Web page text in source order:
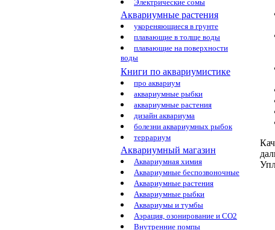
Электрические сомы
Аквариумные растения
укореняющиеся в грунте
плавающие в толще воды
плавающие на поверхности
воды
Книги по аквариумистике
про аквариум
аквариумные рыбки
аквариумные растения
дизайн аквариума
болезни аквариумных рыбок
террариум
Аквариумный магазин
Аквариумная химия
Аквариумные беспозвоночные
Аквариумные растения
Аквариумные рыбки
Аквариумы и тумбы
Аэрация, озонирование и CO2
Внутренние помпы